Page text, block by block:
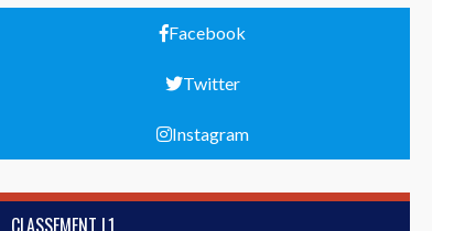
Facebook
Twitter
Instagram
CLASSEMENT L1